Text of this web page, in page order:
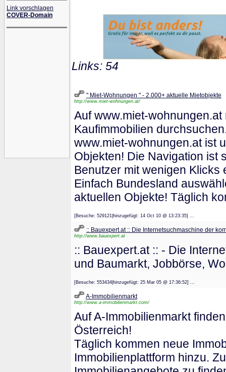
Link vorschlagen
COVER-Domain
Links: 54
" Miet-Wohnungen " - 2.000+ aktuelle Mietobjekte
http://www.miet-wohnungen.at/
Auf www.miet-
Kaufimmobilien
www.miet-wohnungen.at ist
Objekten! Die Navigation ist
Benutzer mit wenigen Klicks
Einfach Bundesland
aktuellen Objekte! Täglich
[Besuche: 529121|hinzugefügt: 14 Oct 10 @ 13:23:35] ...
:: Bauexpert.at :: Die Internetsuchmaschine der
http://www.bauexpert.at
:: Bauexpert.at :: - Die
und Baumarkt, Jobbörse,
[Besuche: 553434|hinzugefügt: 25 Mar 05 @ 17:36:52] ...
A-Immobilienmarkt
http://www.a-immobilienmarkt.com/
Auf A-Immobilienmarkt
Österreich!
Täglich kommen neue
Immobilienplattform hinzu.